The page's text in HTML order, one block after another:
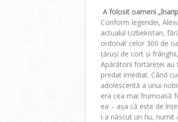
A folosit oameni
Conform legendei,
actualul Uzbekistan,
ordonat celor 300 de
țăruși de cort și
Apărătorii fortăreței au
predat imediat. Când
adolescentă a unui
era cea mai frumoasă
ea – așa că este de
i-a născut un fiu, numit